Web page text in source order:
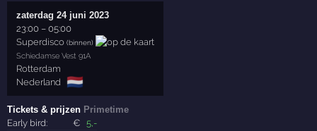
zaterdag 24 juni 2023
23:00 –05:00
Superdisco (binnen)
Schiedamse Vest 91A
Rotterdam
Nederland
🇳🇱
Tickets & prijzen Primetime
Early bird:
€ 5,-